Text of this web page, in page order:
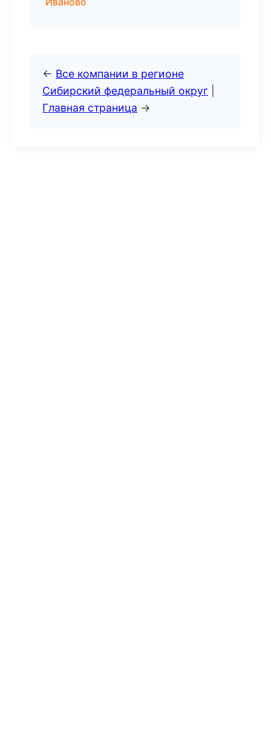
← Все компании в регионе
Сибирский федеральный округ
Главная страница →